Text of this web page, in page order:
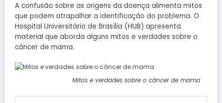
A confusão sobre as origens da doença alimenta mitos
que podem atrapalhar a identificação do problema. O
Hospital Universitário de Brasília (HUB) apresenta
material que aborda alguns mitos e verdades sobre o
câncer de mama.
Mitos e verdades sobre o câncer de mama